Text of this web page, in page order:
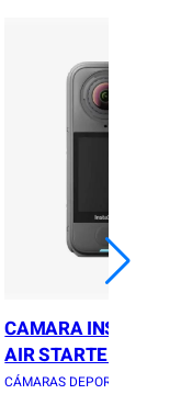
CAMARA INSTA360
AIR STARTER
CÁMARAS DEPORTIVAS